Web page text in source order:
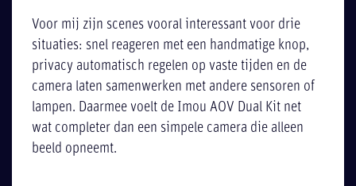
Voor mij zijn scenes vooral interessant voor drie
situaties: snel reageren met een handmatige knop,
privacy automatisch regelen op vaste tijden en de
camera laten samenwerken met andere sensoren of
lampen. Daarmee voelt de Imou AOV Dual Kit net
wat completer dan een simpele camera die alleen
beeld opneemt.